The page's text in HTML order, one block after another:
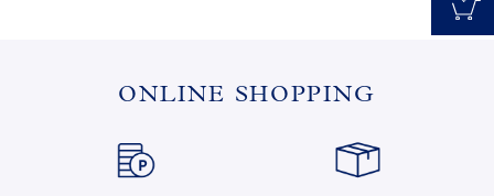
ONLINE SHOPPING